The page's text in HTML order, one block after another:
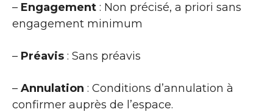
– Engagement : Non précisé, a priori sans
engagement minimum
– Préavis : Sans préavis
– Annulation : Conditions d’annulation à
confirmer auprès de l’espace.